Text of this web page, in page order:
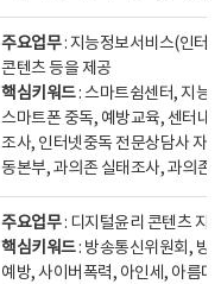
주요업무: 지능정보서비스(인터
콘텐츠 등을 제공
핵심키워드: 스마트쉼센터, 지능
스마트폰 중독, 예방교육, 센터내
조사, 인터넷중독 전문상담사 자
동본부, 과의존 실태조사, 과의존
주요업무: 디지털윤리 콘텐츠 지
핵심키워드: 방송통신위원회, 방
예방, 사이버폭력, 아인세, 아름